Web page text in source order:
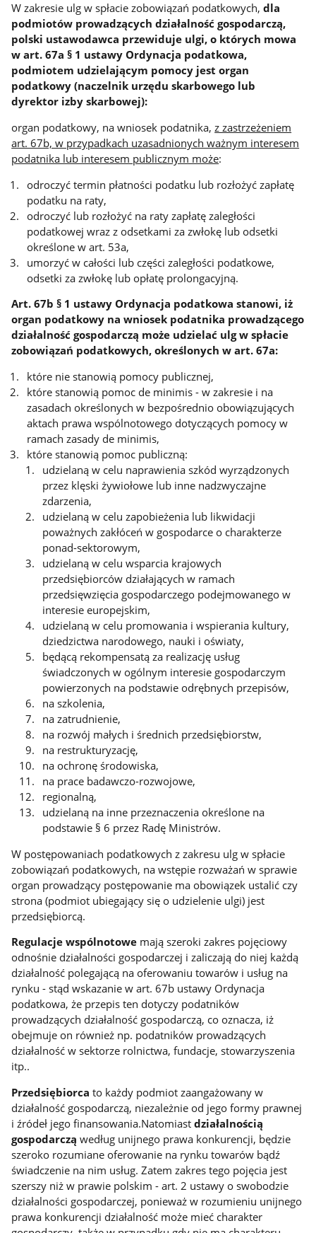
W zakresie ulg w spłacie zobowiązań podatkowych,dla
podmiotów prowadzących działalność gospodarczą,
polski ustawodawca przewiduje ulgi, o których mowa
w art. 67a § 1 ustawy Ordynacja podatkowa,
podmiotem udzielającym pomocy jest organ
podatkowy (naczelnik urzędu skarbowego lub
dyrektor izby skarbowej):
organ podatkowy, na wniosek podatnika,z zastrzeżeniem
art. 67b, w przypadkach uzasadnionych ważnym interesem
podatnika lub interesem publicznym może:
odroczyć termin płatności podatku lub rozłożyć zapłatę
podatku na raty,
odroczyć lub rozłożyć na raty zapłatę zaległości
podatkowej wraz z odsetkami za zwłokę lub odsetki
określone w art. 53a,
umorzyć w całości lub części zaległości podatkowe,
odsetki za zwłokę lub opłatę prolongacyjną.
Art. 67b § 1 ustawy Ordynacja podatkowa stanowi, iż
organ podatkowy na wniosek podatnika prowadzącego
działalność gospodarczą może udzielać ulg w spłacie
zobowiązań podatkowych, określonych w art. 67a:
które nie stanowią pomocy publicznej,
które stanowią pomoc de minimis - w zakresie i na
zasadach określonych w bezpośrednio obowiązujących
aktach prawa wspólnotowego dotyczących pomocy w
ramach zasady de minimis,
które stanowią pomoc publiczną:
udzielaną w celu naprawienia szkód wyrządzonych
przez klęski żywiołowe lub inne nadzwyczajne
zdarzenia,
udzielaną w celu zapobieżenia lub likwidacji
poważnych zakłóceń w gospodarce o charakterze
ponad-sektorowym,
udzielaną w celu wsparcia krajowych
przedsiębiorców działających w ramach
przedsięwzięcia gospodarczego podejmowanego w
interesie europejskim,
udzielaną w celu promowania i wspierania kultury,
dziedzictwa narodowego, nauki i oświaty,
będącą rekompensatą za realizację usług
świadczonych w ogólnym interesie gospodarczym
powierzonych na podstawie odrębnych przepisów,
na szkolenia,
na zatrudnienie,
na rozwój małych i średnich przedsiębiorstw,
na restrukturyzację,
na ochronę środowiska,
na prace badawczo-rozwojowe,
regionalną,
udzielaną na inne przeznaczenia określone na
podstawie § 6 przez Radę Ministrów.
W postępowaniach podatkowych z zakresu ulg w spłacie
zobowiązań podatkowych, na wstępie rozważań w sprawie
organ prowadzący postępowanie ma obowiązek ustalić czy
strona (podmiot ubiegający się o udzielenie ulgi) jest
przedsiębiorcą.
Regulacje wspólnotowe mają szeroki zakres pojęciowy
odnośnie działalności gospodarczej i zaliczają do niej każdą
działalność polegającą na oferowaniu towarów i usług na
rynku - stąd wskazanie w art. 67b ustawy Ordynacja
podatkowa, że przepis ten dotyczy podatników
prowadzących działalność gospodarczą, co oznacza, iż
obejmuje on również np. podatników prowadzących
działalność w sektorze rolnictwa, fundacje, stowarzyszenia
itp..
Przedsiębiorca to każdy podmiot zaangażowany w
działalność gospodarczą, niezależnie od jego formy prawnej
i źródeł jego finansowania.Natomiastdziałalnością
gospodarczą według unijnego prawa konkurencji, będzie
szeroko rozumiane oferowanie na rynku towarów bądź
świadczenie na nim usług. Zatem zakres tego pojęcia jest
szerszy niż w prawie polskim - art. 2 ustawy o swobodzie
działalności gospodarczej, ponieważ w rozumieniu unijnego
prawa konkurencji działalność może mieć charakter